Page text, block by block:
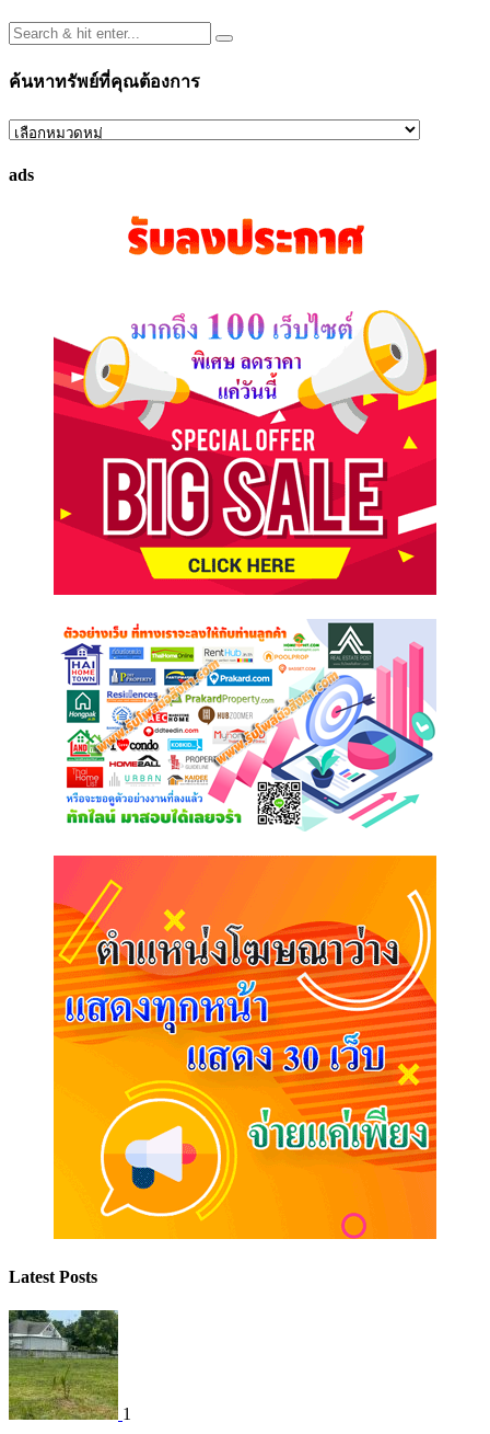
ค้นหาทรัพย์ที่คุณต้องการ
ค้นหา
ที่
ads
Latest Posts
1